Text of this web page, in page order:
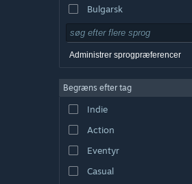
Bulgarsk
Tjekkisk
Tysk
Spansk – Spanien
Spansk – Latinamerika
Græsk
Administrer sprogpræferencer
Begræns efter tag
Indie
Action
Eventyr
Casual